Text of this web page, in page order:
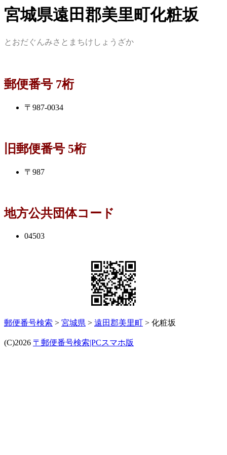
宮城県遠田郡美里町化粧坂
とおだぐんみさとまちけしょうざか
郵便番号 7桁
〒987-0034
旧郵便番号 5桁
〒987
地方公共団体コード
04503
郵便番号検索 > 宮城県 > 遠田郡美里町 > 化粧坂
(C)2026 〒郵便番号検索|PCスマホ版